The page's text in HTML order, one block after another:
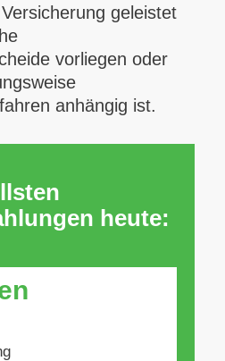
geleistet
vorliegen oder
anhängig ist.
heute: